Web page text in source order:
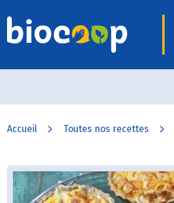
Accueil Toutes nos recettes